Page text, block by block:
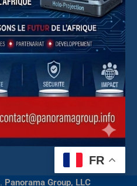
Panorama Group, LLC
FR